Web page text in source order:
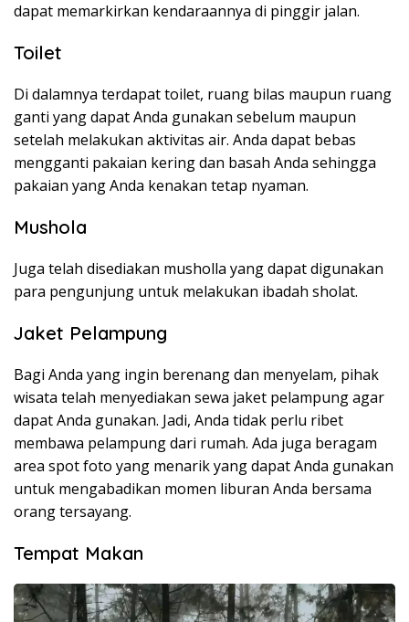
dapat memarkirkan kendaraannya di pinggir jalan.
Toilet
Di dalamnya terdapat toilet, ruang bilas maupun ruang
ganti yang dapat Anda gunakan sebelum maupun
setelah melakukan aktivitas air. Anda dapat bebas
mengganti pakaian kering dan basah Anda sehingga
pakaian yang Anda kenakan tetap nyaman.
Mushola
Juga telah disediakan musholla yang dapat digunakan
para pengunjung untuk melakukan ibadah sholat.
Jaket Pelampung
Bagi Anda yang ingin berenang dan menyelam, pihak
wisata telah menyediakan sewa jaket pelampung agar
dapat Anda gunakan. Jadi, Anda tidak perlu ribet
membawa pelampung dari rumah. Ada juga beragam
area spot foto yang menarik yang dapat Anda gunakan
untuk mengabadikan momen liburan Anda bersama
orang tersayang.
Tempat Makan